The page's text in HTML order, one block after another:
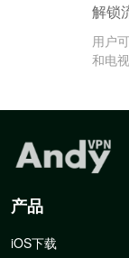
解锁
用户
和电视
产品
iOS下载